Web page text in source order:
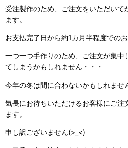
受注製作のため、ご注文をいただいて
ます。
お支払完了日から約1カ月半程度での
一つ一つ手作りのため、ご注文が集中
てしまうかもしれません・・・
今年の冬は間に合わないかもしれませ
気長にお待ちいただけるお客様にご注
ます。
申し訳ございません(>_<)